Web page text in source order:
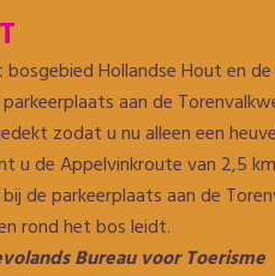
Hollandse Hout en
aan de
zodat u nu alleen een
u de Appelvinkroute van 2,5
de parkeerplaats aan de
rond het bos leidt.
Bureau voor Toerisme